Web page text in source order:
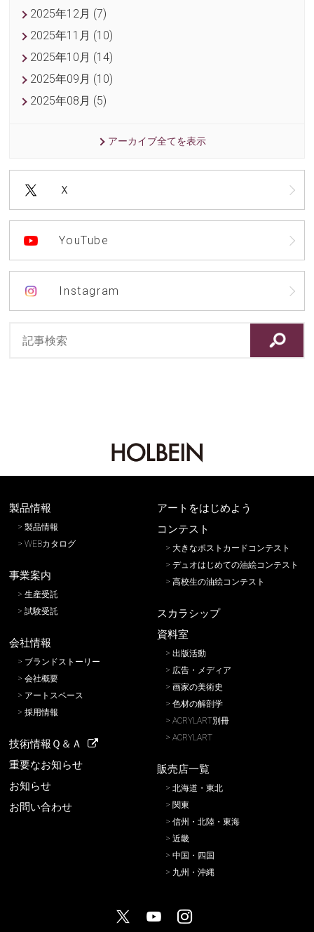
2025年12月 (7)
2025年11月 (10)
2025年10月 (14)
2025年09月 (10)
2025年08月 (5)
アーカイブ全てを表示
Ｘ
YouTube
Instagram
製品情報
製品情報
WEBカタログ
事業案内
生産受託
試験受託
会社情報
ブランドストーリー
会社概要
アートスペース
採用情報
アートをはじめよう
コンテスト
大きなポストカードコンテスト
デュオはじめての油絵コンテスト
高校生の油絵コンテスト
スカラシップ
資料室
出版活動
広告・メディア
画家の美術史
色材の解剖学
ACRYLART別冊
ACRYLART
販売店一覧
北海道・東北
関東
信州・北陸・東海
近畿
中国・四国
九州・沖縄
技術情報Ｑ＆Ａ
重要なお知らせ
お知らせ
お問い合わせ